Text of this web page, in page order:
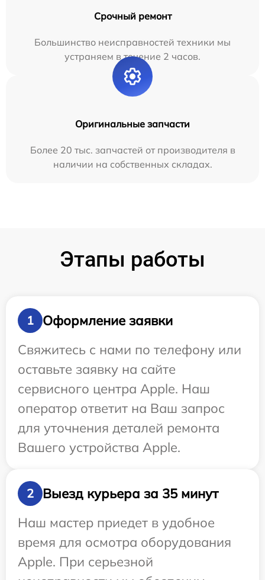
Срочный ремонт
Большинство неисправностей техники мы
устраняем в течение 2 часов.
Оригинальные запчасти
Более 20 тыс. запчастей от производителя в
наличии на собственных складах.
Этапы работы
1
Оформление заявки
Свяжитесь с нами по телефону или
оставьте заявку на сайте
сервисного центра Apple. Наш
оператор ответит на Ваш запрос
для уточнения деталей ремонта
Вашего устройства Apple.
2
Выезд курьера за 35 минут
Наш мастер приедет в удобное
время для осмотра оборудования
Apple. При серьезной